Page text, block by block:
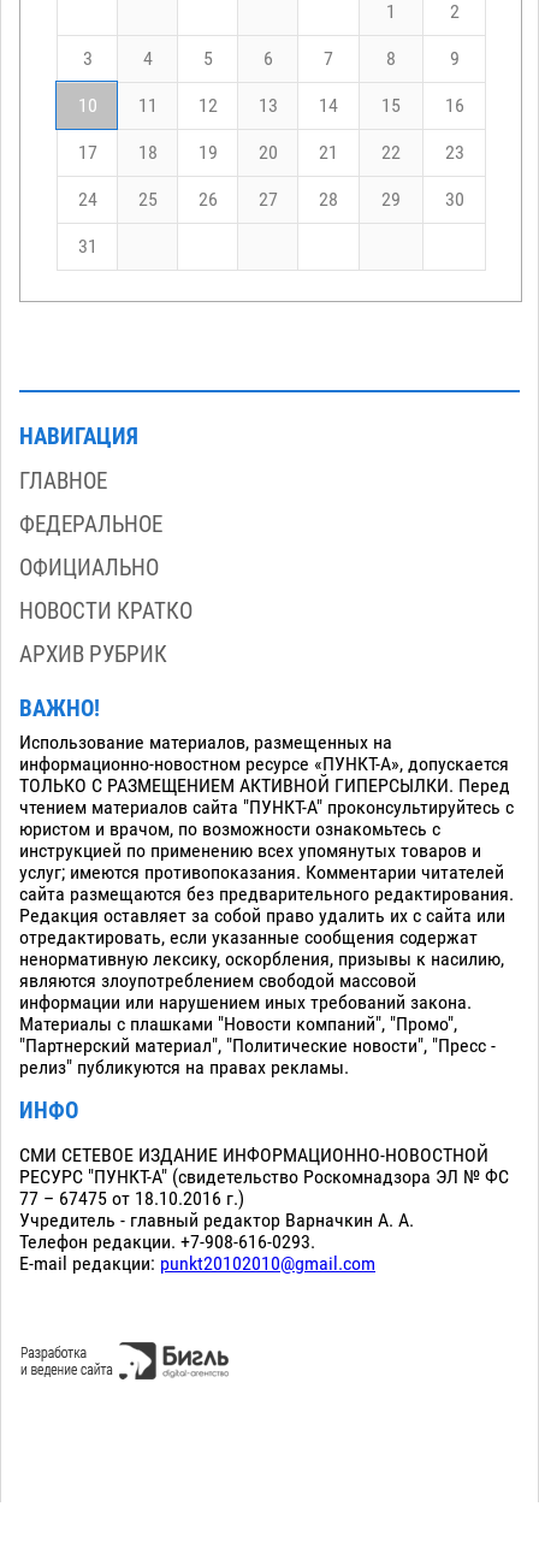
1 2
3 4 5 6 7 8 9
10 11 12 13 14 15 16
17 18 19 20 21 22 23
24 25 26 27 28 29 30
31
НАВИГАЦИЯ
ГЛАВНОЕ
ФЕДЕРАЛЬНОЕ
ОФИЦИАЛЬНО
НОВОСТИ КРАТКО
АРХИВ РУБРИК
ВАЖНО!
Использование материалов, размещенных на
информационно-новостном ресурсе «ПУНКТ-А», допускается
ТОЛЬКО С РАЗМЕЩЕНИЕМ АКТИВНОЙ ГИПЕРСЫЛКИ. Перед
чтением материалов сайта "ПУНКТ-А" проконсультируйтесь с
юристом и врачом, по возможности ознакомьтесь с
инструкцией по применению всех упомянутых товаров и
услуг; имеются противопоказания. Комментарии читателей
сайта размещаются без предварительного редактирования.
Редакция оставляет за собой право удалить их с сайта или
отредактировать, если указанные сообщения содержат
ненормативную лексику, оскорбления, призывы к насилию,
являются злоупотреблением свободой массовой
информации или нарушением иных требований закона.
Материалы с плашками "Новости компаний", "Промо",
"Партнерский материал", "Политические новости", "Пресс -
релиз" публикуются на правах рекламы.
ИНФО
СМИ СЕТЕВОЕ ИЗДАНИЕ ИНФОРМАЦИОННО-НОВОСТНОЙ
РЕСУРС "ПУНКТ-А" (свидетельство Роскомнадзора ЭЛ № ФС
77 – 67475 от 18.10.2016 г.)
Учредитель - главный редактор Варначкин А. А.
Телефон редакции. +7-908-616-0293.
E-mail редакции: punkt20102010@gmail.com